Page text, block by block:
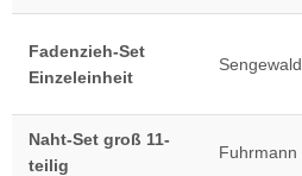
Fadenzieh-Set
Einzeleinheit
Sengewald
Naht-Set groß 11-
teilig
Fuhrmann